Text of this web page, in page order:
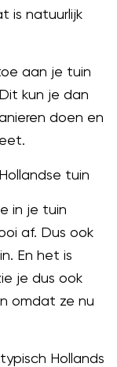
is natuurlijk
aan je tuin
kun je dan
doen en
tuin
in je tuin
af. Dus ook
En het is
je dus ook
omdat ze nu
Hollands